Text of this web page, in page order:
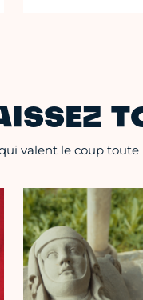
valent le coup toute